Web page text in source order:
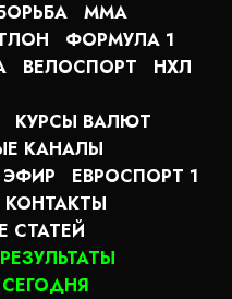
MMA
ФОРМУЛА 1
ВЕЛОСПОРТ
НХЛ
КУРСЫ ВАЛЮТ
КАНАЛЫ
ЕВРОСПОРТ 1
КОНТАКТЫ
СТАТЕЙ